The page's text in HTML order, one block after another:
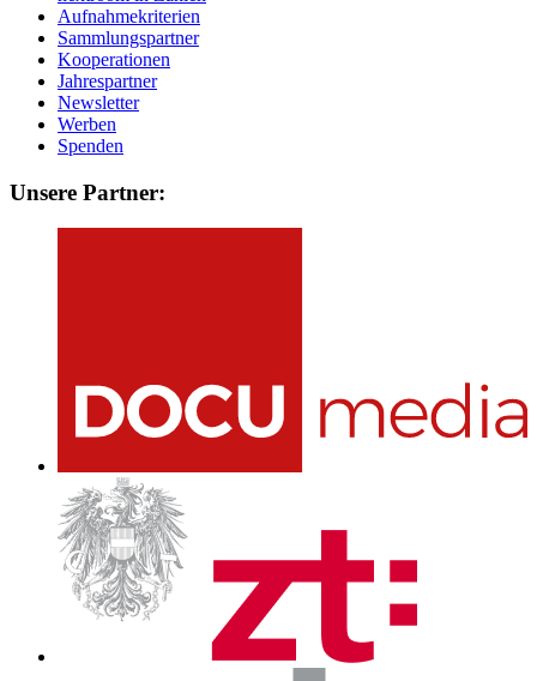
Aufnahmekriterien
Sammlungspartner
Kooperationen
Jahrespartner
Newsletter
Werben
Spenden
Unsere Partner: